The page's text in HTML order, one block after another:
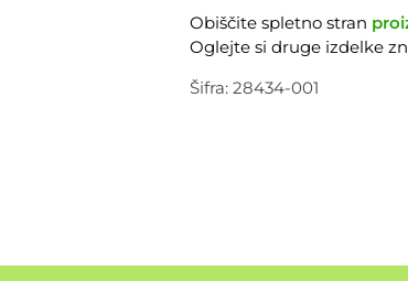
D30
količina
Obiščite spletno stran
Oglejte si druge izdelke
Šifra:28434-001